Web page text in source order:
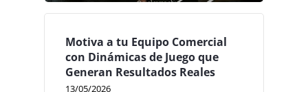
Motiva a tu Equipo Comercial
con Dinámicas de Juego que
Generan Resultados Reales
13/05/2026